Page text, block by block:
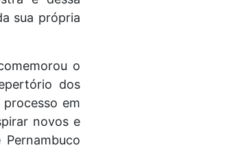
sua própria
o
dos
em
novos e